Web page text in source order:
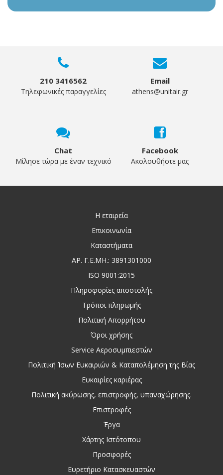
210 3416562
Τηλεφωνικές παραγγελίες
Email
athens@unitair.gr
Chat
Μίλησε τώρα με έναν τεχνικό
Facebook
Ακολουθήστε μας
Η εταιρεία
Επικοινωνία
Καταστήματα
ΑΡ. Γ.Ε.ΜΗ.: 3891301000
ISO 9001:2015
Πληροφορίες αποστολής
Τρόποι πληρωμής
Πολιτική Απορρήτου
Όροι χρήσης
Service Αεροσυμπιεστών
Πολιτική Ίσων Ευκαιριών & Καταπολέμηση της Βίας
Ευκαιρίες καριέρας
Πολιτική ακύρωσης, επιστροφής, υπαναχώρησης.
Επιστροφές
Έργα
Χάρτης Ιστότοπου
Προσφορές
Ευρετήριο Κατασκευαστών